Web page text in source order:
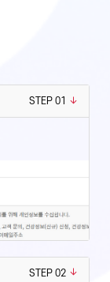
STEP 01
STEP 02